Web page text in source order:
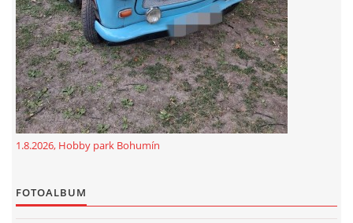
oldfiatclub@seznam.cz |RSS
1.8.2026, Hobby park Bohumín
FOTOALBUM